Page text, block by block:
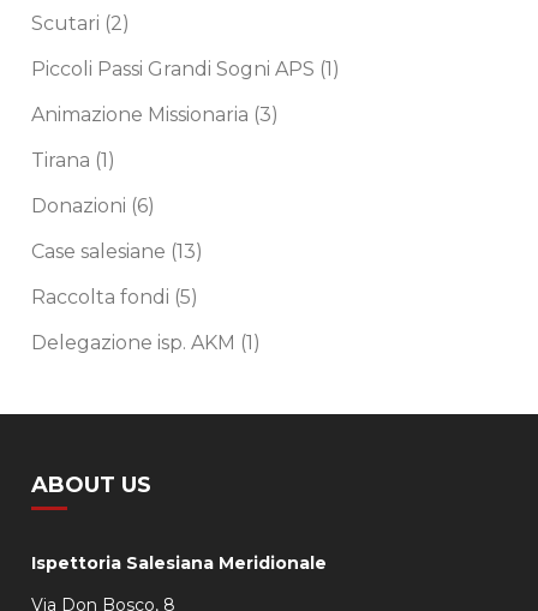
Scutari (2)
Piccoli Passi Grandi Sogni APS (1)
Animazione Missionaria (3)
Tirana (1)
Donazioni (6)
Case salesiane (13)
Raccolta fondi (5)
Delegazione isp. AKM (1)
ABOUT US
Ispettoria Salesiana Meridionale
Via Don Bosco, 8